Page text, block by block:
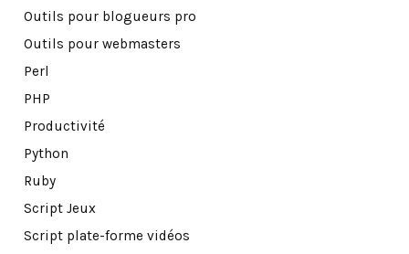
Outils pour blogueurs pro
Outils pour webmasters
Perl
PHP
Productivité
Python
Ruby
Script Jeux
Script plate-forme vidéos